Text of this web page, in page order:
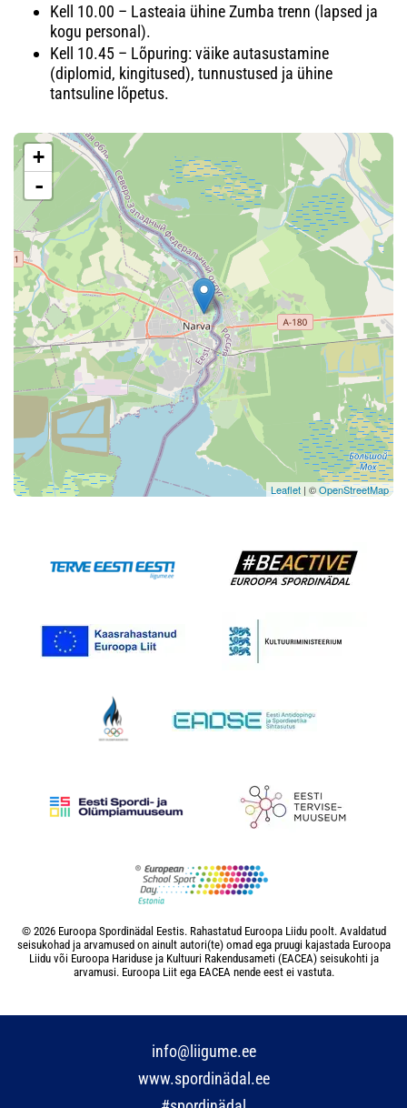
Kell 10.00 – Lasteaia ühine Zumba trenn (lapsed ja
kogu personal).
Kell 10.45 – Lõpuring: väike autasustamine
(diplomid, kingitused), tunnustused ja ühine
tantsuline lõpetus.
+
-
Leaflet | ©OpenStreetMap
© 2026 Euroopa Spordinädal Eestis. Rahastatud Euroopa Liidu poolt. Avaldatud
seisukohad ja arvamused on ainult autori(te) omad ega pruugi kajastada Euroopa
Liidu või Euroopa Hariduse ja Kultuuri Rakendusameti (EACEA) seisukohti ja
arvamusi. Euroopa Liit ega EACEA nende eest ei vastuta.
info@liigume.ee
www.spordinädal.ee